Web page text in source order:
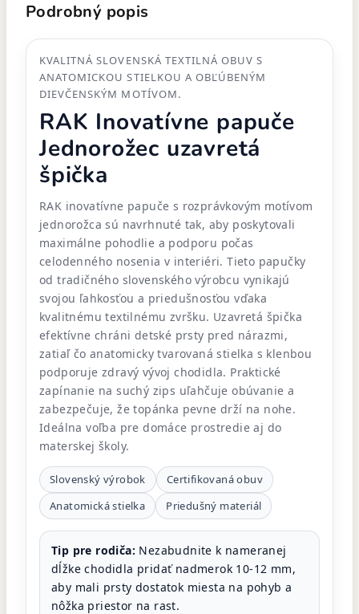
Podrobný popis
KVALITNÁ SLOVENSKÁ TEXTILNÁ OBUV S
ANATOMICKOU STIELKOU A OBĽÚBENÝM
DIEVČENSKÝM MOTÍVOM.
RAK Inovatívne papuče
Jednorožec uzavretá
špička
RAK inovatívne papuče s rozprávkovým motívom
jednorožca sú navrhnuté tak, aby poskytovali
maximálne pohodlie a podporu počas
celodenného nosenia v interiéri. Tieto papučky
od tradičného slovenského výrobcu vynikajú
svojou ľahkosťou a priedušnosťou vďaka
kvalitnému textilnému zvršku. Uzavretá špička
efektívne chráni detské prsty pred nárazmi,
zatiaľ čo anatomicky tvarovaná stielka s klenbou
podporuje zdravý vývoj chodidla. Praktické
zapínanie na suchý zips uľahčuje obúvanie a
zabezpečuje, že topánka pevne drží na nohe.
Ideálna voľba pre domáce prostredie aj do
materskej školy.
Slovenský výrobok
Certifikovaná obuv
Anatomická stielka
Priedušný materiál
Tip pre rodiča: Nezabudnite k nameranej
dĺžke chodidla pridať nadmerok 10-12 mm,
aby mali prsty dostatok miesta na pohyb a
nôžka priestor na rast.